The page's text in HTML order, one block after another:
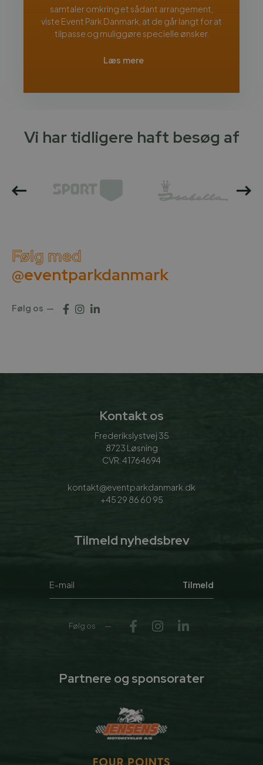
samtaler omkring et sådant arrangement,
viste Event Park Danmark, at de går langt for at
tilpasse og muliggøre specielle ønsker.
Læs mere
Vi har tidligere haft besøg af
Følg med
@eventparkdanmark
Følg os
Kontakt os
Frederikslystvej 35
8723 Løsning
CVR: 41764694
kontakt@eventparkdanmark.dk
+45 29 86 60 95
Tilmeld nyhedsbrev
Tilmeld
Følg os
Partnere og sponsorater